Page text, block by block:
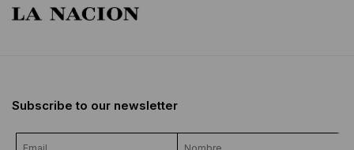
Subscribe to our newsletter